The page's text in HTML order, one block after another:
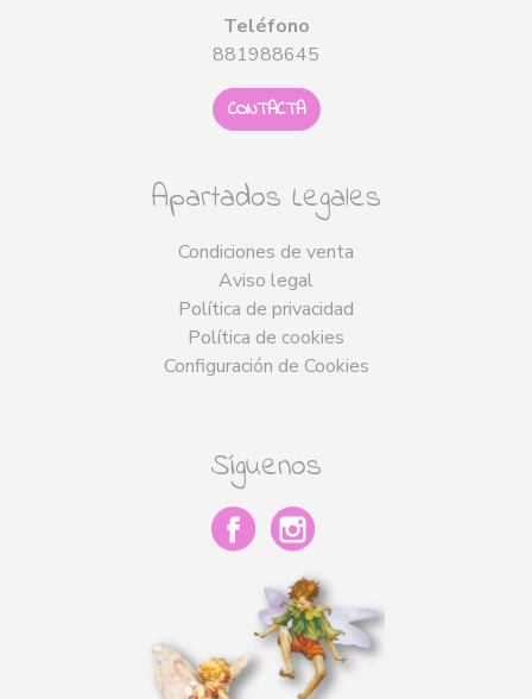
Teléfono
881988645
CONTACTA
Apartados Legales
Condiciones de venta
Aviso legal
Política de privacidad
Política de cookies
Configuración de Cookies
Síguenos